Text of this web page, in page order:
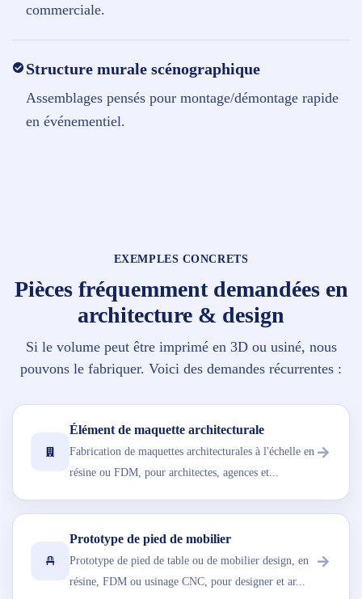
commerciale.
Structure murale scénographique
Assemblages pensés pour montage/démontage rapide
en événementiel.
EXEMPLES CONCRETS
Pièces fréquemment demandées en
architecture & design
Si le volume peut être imprimé en 3D ou usiné, nous
pouvons le fabriquer. Voici des demandes récurrentes :
Élément de maquette architecturale
Fabrication de maquettes architecturales à l'échelle en
résine ou FDM, pour architectes, agences et...
Prototype de pied de mobilier
Prototype de pied de table ou de mobilier design, en
résine, FDM ou usinage CNC, pour designer et ar...